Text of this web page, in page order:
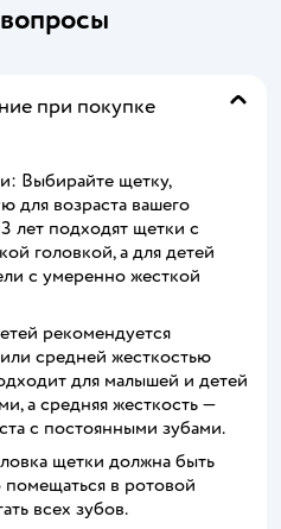
при покупке
Выбирайте щетку,
для возраста вашего
лет подходят щетки с
головкой, а для детей
с умеренно жесткой
рекомендуется
средней жесткостью
для малышей и детей
а средняя жесткость —
с постоянными зубами.
щетки должна быть
в ротовой
всех зубов.